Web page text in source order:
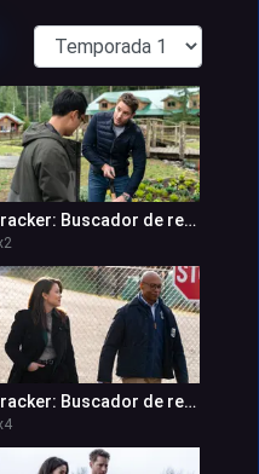
Tracker: Buscador de recompensas 1x2
2
Tracker: Buscador de recompensas 1x4
4